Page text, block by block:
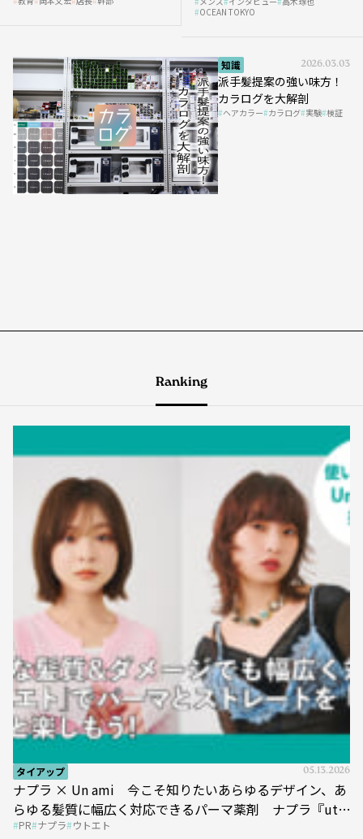
の「任せ方」
OCEAN TOKYO
知識 2026.03.03
派手髪提案の強い味方！
カラログを大解剖
ヘアカラー カラログ 実験 検証
Ranking
タイアップ 05.13.2026
ナプラ × Un ami 今こそ知りたいあらゆるデザイン、あ
らゆる髪質に幅広く対応できるパーマ薬剤 ナプラ『ut-
et』
PR ナプラ ウトエト